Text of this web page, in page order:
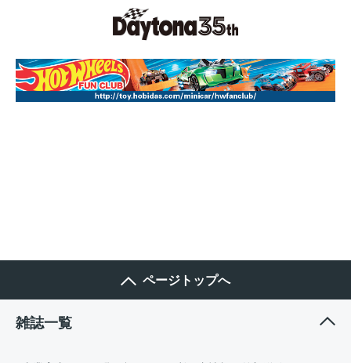
ページトップへ
雑誌一覧